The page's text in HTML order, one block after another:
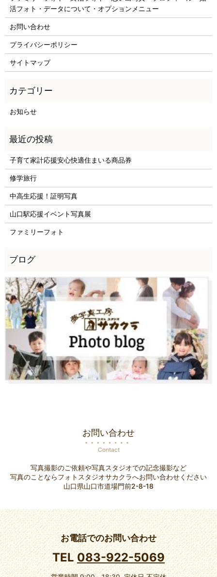
活フォト・データについて・オプションメニュー
お問い合わせ
プライバシーポリシー
サイトマップ
お知らせ
子育て家計応援安心快適住まいる商品券
修学旅行
中高生応援！証明写真
山口駅応援イベント写真展
ファミリーフォト
お問い合わせ
Contact
写真撮影のご依頼や写真スタジオでの記念撮影など
写真のことならフォトスタジオサカクラへお問い合わせください
山口県山口市道場門前2-8-18
お電話でのお問い合わせ
TEL 083-922-5069